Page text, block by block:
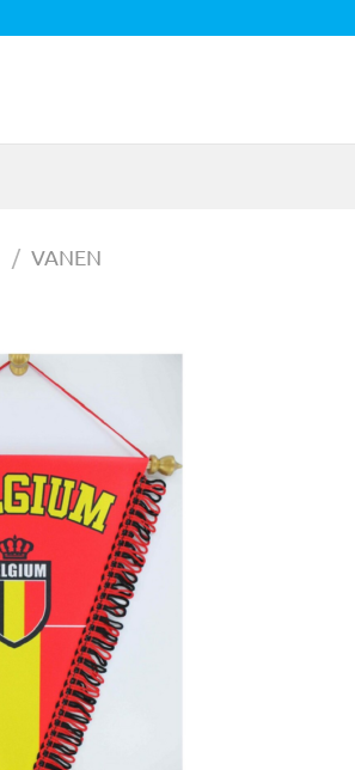
/ VANEN